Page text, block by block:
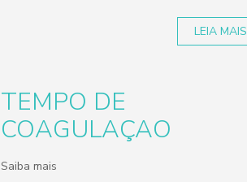
LEIA MAIS
TEMPO DE
COAGULAÇAO
Saiba mais